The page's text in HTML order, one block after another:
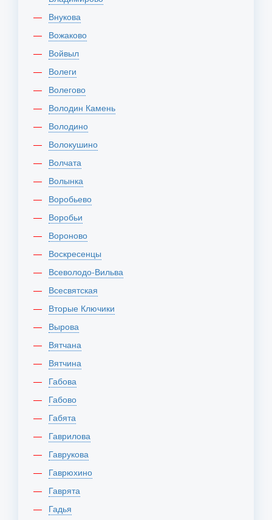
Внукова
Вожаково
Войвыл
Волеги
Волегово
Володин Камень
Володино
Волокушино
Волчата
Волынка
Воробьево
Воробьи
Вороново
Воскресенцы
Всеволодо-Вильва
Всесвятская
Вторые Ключики
Вырова
Вятчана
Вятчина
Габова
Габово
Габята
Гаврилова
Гаврукова
Гаврюхино
Гаврята
Гадья